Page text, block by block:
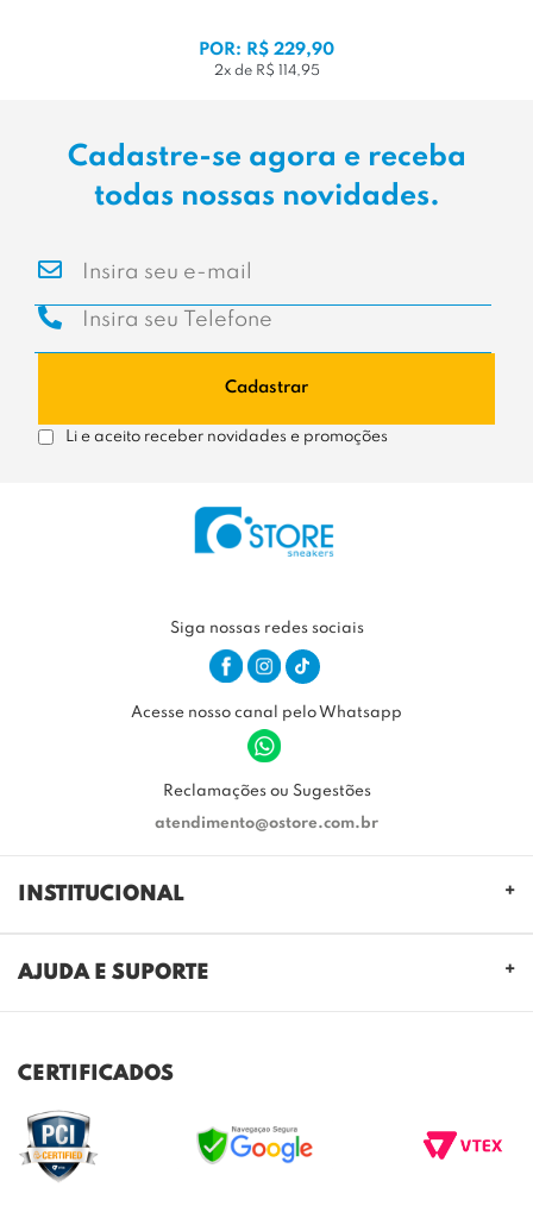
POR: R$ 229,90
2x de R$ 114,95
Cadastre-se agora e receba
todas nossas novidades.
Cadastrar
Li e aceito receber novidades e promoções
Siga nossas redes sociais
Acesse nosso canal pelo Whatsapp
Reclamações ou Sugestões
atendimento@ostore.com.br
INSTITUCIONAL
REGULAMENTO CASHBACK
AJUDA E SUPORTE
TROCAS E DEVOLUÇÕES
ENVIO E ENTREGA
DÚVIDAS FREQUENTES
CERTIFICADOS